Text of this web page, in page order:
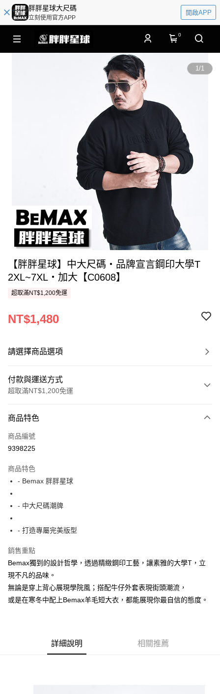
胖胖星球大尺碼
立刻使用官方APP
開啟APP
0
1/1
【胖胖星球】中大尺碼‧品牌宣言鋼印大學T
2XL~7XL‧加大【C0608】
超取滿NT$1,200免運
NT$1,480
請選擇商品選項
付款與運送方式
超取滿NT$1,200免運
信用卡一次付款
超商取貨付款
Apple Pay
街口支付
AFTEE先享後付
相關說明
AFTEE先享後付是「在收到商品之後才付款」的支付方式。 讓您購物簡單
便利好安心！
１．簡單：不需註冊會員、不需綁卡、不需儲值。
２．便利：只要手機號碼，簡訊認證，即可結帳。
３．安心：先確認商品／服務後，再付款。
２．訂單成立數日內，您將收到繳費通知簡訊。
３．收到繳費通知簡訊後14天內，點擊此簡訊中的連結，可透過四大超商／
ATM付款
運送方式
全家付款取貨
每筆NT$80，滿NT$1,200(含以上)免運費
商品特色
商品編號
9398225
商品特色
- Bemax 胖胖星球
- 中大尺碼潮牌
- 打造專屬完美版型
銷售重點
Bemax獨到的設計哲學，透過精緻鋼印工藝，讓素雅的大學T，立
現不凡的品味。
無論是穿上背心展現學院風；搭配牛仔外套表現街頭潮流，
或是在寒冬中配上Bemax羊毛短大衣，都能展現你最自信的態度。
詳細說明 相關推薦